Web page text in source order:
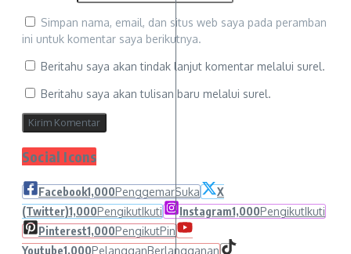
Simpan nama, email, dan situs web saya pada peramban
ini untuk komentar saya berikutnya.
Beritahu saya akan tindak lanjut komentar melalui surel.
Beritahu saya akan tulisan baru melalui surel.
Social Icons
Facebook1,000PenggemarSuka
X
(Twitter)1,000PengikutIkuti Instagram1,000PengikutIkuti
Pinterest1,000PengikutPin
Youtube1,000PelangganBerlangganan